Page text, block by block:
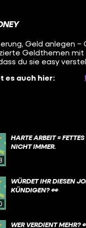
Geld anlegen –
Geldthemen mit
du sie easy
es auch hier:
HARTE ARBEIT =
NICHT IMMER.
WÜRDET IHR DIESEN
KÜNDIGEN? 👀
WER VERDIENT MEHR?